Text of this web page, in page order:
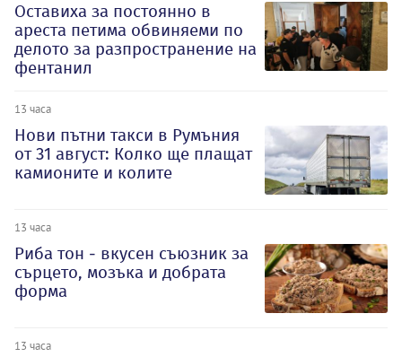
Оставиха за постоянно в
ареста петима обвиняеми по
делото за разпространение на
фентанил
13 часа
Нови пътни такси в Румъния
от 31 август: Колко ще плащат
камионите и колите
13 часа
Риба тон - вкусен съюзник за
сърцето, мозъка и добрата
форма
13 часа